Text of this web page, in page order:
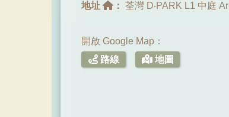
地址 ： 荃灣 D‧PARK L1 中庭
開啟 Google Map：
路線
地圖